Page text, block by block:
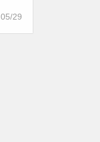
05/29